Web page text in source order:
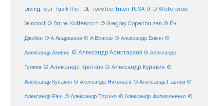
Diving Tour Tasik Ria TDE Tovatec Triton TUSA UTD Waterproof
Winboat © Darrel Kattenhorn © Gregory Oppenhuizen © Ён
Джэбён © А Андрианов © А Власов © Александр Ёлкин ©
Александр Акивис © Александр Аристархов © Александр
Гуляев © Александр Кротков © Александр Куракин ©
Александр Кусакин © Александр Николаев © Александр Павлов ©
Александр Раш © Александр Трушко © Александр Филимоненко ©